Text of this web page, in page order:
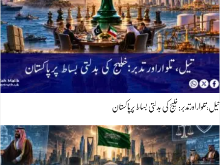
تیل،تلواراورتدبر:خلیج کی بدلتی بساط پرپاکستان